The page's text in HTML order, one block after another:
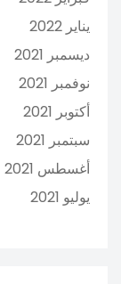
يناير 2022
ديسمبر 2021
نوفمبر 2021
أكتوبر 2021
سبتمبر 2021
أغسطس 2021
يوليو 2021